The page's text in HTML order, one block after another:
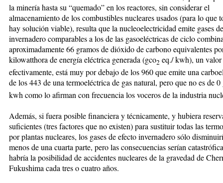
la minería hasta su “quemado” en los reactores, sin considerar el
almacenamiento de los combustibles nucleares usados (para lo que
hay solución viable), resulta que la nucleoelectricidad emite gases
invernadero comparables a los de las gasoeléctricas de ciclo
aproximadamente 66 gramos de dióxido de carbono equivalentes
kilowatthora de energía eléctrica generada (gco2 eq./ kwh), un valor
efectivamente, está muy por debajo de los 960 que emite una
de los 443 de una termoeléctrica de gas natural, pero que no es de 0
kwh como lo afirman con frecuencia los voceros de la industria
Además, si fuera posible financiera y técnicamente, y hubiera
suficientes (tres factores que no existen) para sustituir todas las
por plantas nucleares, los gases de efecto invernadero sólo
menos de una cuarta parte, pero las consecuencias serían
habría la posibilidad de accidentes nucleares de la gravedad de
Fukushima cada tres o cuatro años.